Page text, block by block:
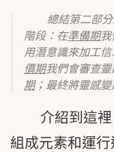
總結第二部
階段：在準備期我
用潛意識來加工
價期我們會審查
期；最終將靈感變
介紹到這
組成元素和運